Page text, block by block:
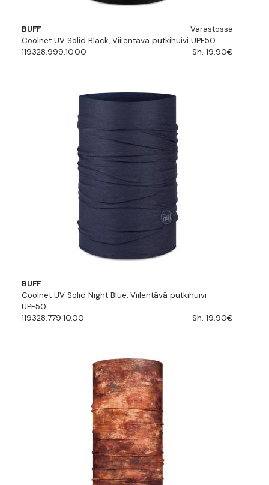
BUFF
Varastossa
Coolnet UV Solid Black, Viilentävä putkihuivi UPF50
119328.999.10.00
Sh. 19.90€
BUFF
Coolnet UV Solid Night Blue, Viilentävä putkihuivi
UPF50
119328.779.10.00
Sh. 19.90€